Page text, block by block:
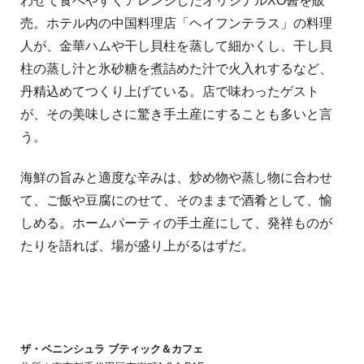
売。ホテル内の中国料理店「ヘイフンテラス」の料理
人が、金華ハムや干し貝柱を蒸して細かくし、干し貝
柱の蒸し汁と氷砂糖を煮詰めた汁で火入れするなど、
丹精込めてつくり上げている。店で味わったゲスト
が、その美味しさに驚き手土産にすることも多いと言
う。
海鮮の旨みと適度な辛みは、炒め物や蒸し物に合わせ
て、ご飯や豆腐にのせて、そのままで酒肴として、愉
しめる。ホームパーティの手土産にして、発祥ものが
たりを語れば、場が盛り上がるはずだ。
ザ・ペニンシュラ ブティック＆カフェ